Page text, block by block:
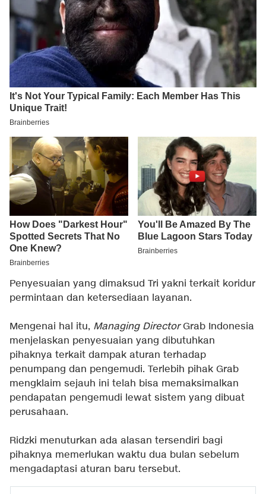
Penyesuaian yang dimaksud Tri yakni terkait koridur
permintaan dan ketersediaan layanan.
Mengenai hal itu, Managing DirectorGrab Indonesia
menjelaskan penyesuaian yang dibutuhkan
pihaknya terkait dampak aturan terhadap
penumpang dan pengemudi. Terlebih pihak Grab
mengklaim sejauh ini telah bisa memaksimalkan
pendapatan pengemudi lewat sistem yang dibuat
perusahaan.
Ridzki menuturkan ada alasan tersendiri bagi
pihaknya memerlukan waktu dua bulan sebelum
mengadaptasi aturan baru tersebut.